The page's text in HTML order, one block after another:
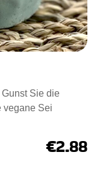
Sie die
vegane Sei
€2.88